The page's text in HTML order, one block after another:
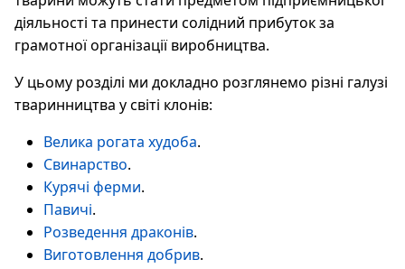
діяльності та принести солідний прибуток за
грамотної організації виробництва.
У цьому розділі ми докладно розглянемо різні галузі
тваринництва у світі клонів:
Велика рогата худоба.
Свинарство.
Курячі ферми.
Павичі.
Розведення драконів.
Виготовлення добрив.